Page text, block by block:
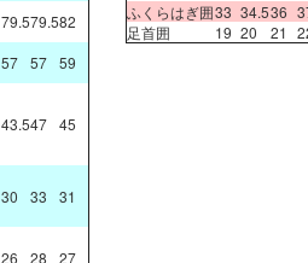
79.579.582
57 57 59
43.547 45
30 33
31
26 28
27
ふくらはぎ囲33 34.536
足首囲
19 20 21